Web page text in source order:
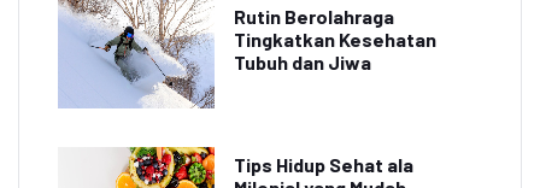
Rutin Berolahraga
Tingkatkan Kesehatan
Tubuh dan Jiwa
Tips Hidup Sehat ala